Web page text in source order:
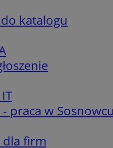
katalogu
praca w
dla firm